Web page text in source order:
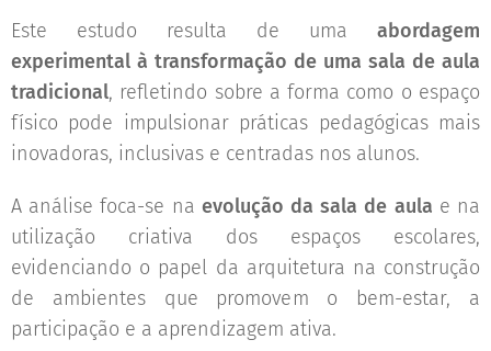
Este estudo resulta de uma abordagem
experimental à transformação de uma sala de aula
tradicional, refletindo sobre a forma como o espaço
físico pode impulsionar práticas pedagógicas mais
inovadoras, inclusivas e centradas nos alunos.
A análise foca-se na evolução da sala de aula e na
utilização criativa dos espaços escolares,
evidenciando o papel da arquitetura na construção
de ambientes que promovem o bem-estar, a
participação e a aprendizagem ativa.